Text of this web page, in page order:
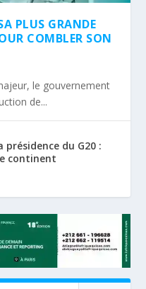
PLUS GRANDE
COMBLER SON
le gouvernement
de...
présidence du G20 :
continent